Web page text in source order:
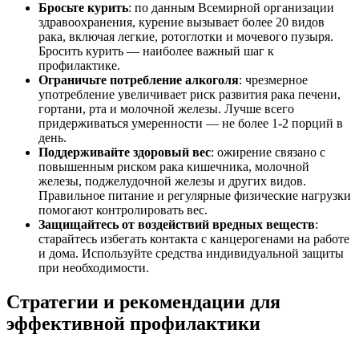
Бросьте курить: по данным Всемирной организации
здравоохранения, курение вызывает более 20 видов
рака, включая легкие, ротоглотки и мочевого пузыря.
Бросить курить — наиболее важный шаг к
профилактике.
Ограничьте потребление алкоголя: чрезмерное
употребление увеличивает риск развития рака печени,
гортани, рта и молочной железы. Лучше всего
придерживаться умеренности — не более 1-2 порций в
день.
Поддерживайте здоровый вес: ожирение связано с
повышенным риском рака кишечника, молочной
железы, поджелудочной железы и других видов.
Правильное питание и регулярные физические нагрузки
помогают контролировать вес.
Защищайтесь от воздействий вредных веществ:
старайтесь избегать контакта с канцерогенами на работе
и дома. Используйте средства индивидуальной защиты
при необходимости.
Стратегии и рекомендации для
эффективной профилактики